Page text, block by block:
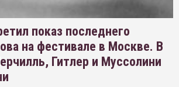
показ последнего
на фестивале в Москве. В
Гитлер и Муссолини